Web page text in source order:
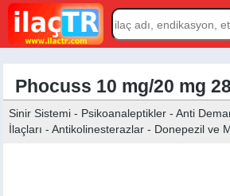
Phocuss 10 mg/20 mg
Sinir Sistemi - Psikoanaleptikler - Anti
İlaçları - Antikolinesterazlar - Donepezil ve